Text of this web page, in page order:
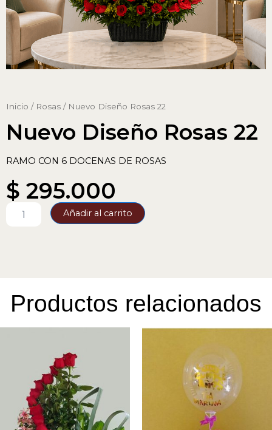
Inicio / Rosas / Nuevo Diseño Rosas 22
Nuevo Diseño Rosas 22
RAMO CON 6 DOCENAS DE ROSAS
$ 295.000
Diseño
Añadir al carrito
Productos relacionados